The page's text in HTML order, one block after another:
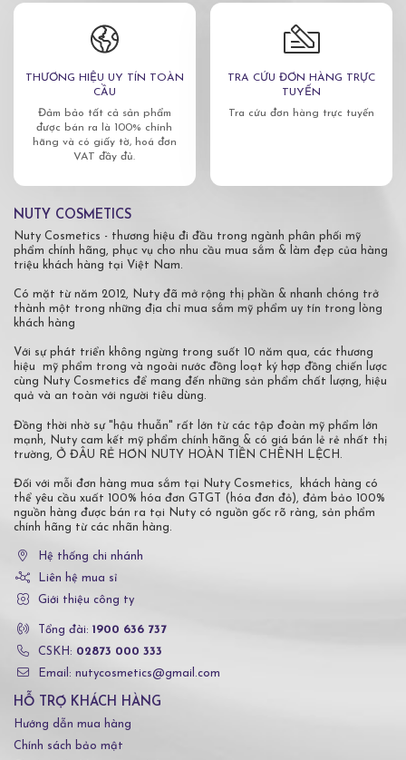
THƯƠNG HIỆU UY TÍN TOÀN
CẦU
Đảm bảo tất cả sản phẩm
được bán ra là 100% chính
hãng và có giấy tờ, hoá đơn
VAT đầy đủ.
TRA CỨU ĐƠN HÀNG TRỰC
TUYẾN
Tra cứu đơn hàng trực tuyến
NUTY COSMETICS
Nuty Cosmetics - thương hiệu đi đầu trong ngành phân phối mỹ
phẩm chính hãng, phục vụ cho nhu cầu mua sắm & làm đẹp của hàng
triệu khách hàng tại Việt Nam.
Có mặt từ năm 2012, Nuty đã mở rộng thị phần & nhanh chóng trở
thành một trong những địa chỉ mua sắm mỹ phẩm uy tín trong lòng
khách hàng
Với sự phát triển không ngừng trong suốt 10 năm qua, các thương
hiệu mỹ phẩm trong và ngoài nước đồng loạt ký hợp đồng chiến lược
cùng Nuty Cosmetics để mang đến những sản phẩm chất lượng, hiệu
quả và an toàn với người tiêu dùng.
Đồng thời nhờ sự "hậu thuẫn" rất lớn từ các tập đoàn mỹ phẩm lớn
mạnh, Nuty cam kết mỹ phẩm chính hãng & có giá bán lẻ rẻ nhất thị
trường, Ở ĐÂU RẺ HƠN NUTY HOÀN TIỀN CHÊNH LỆCH.
Đối với mỗi đơn hàng mua sắm tại Nuty Cosmetics, khách hàng có
thể yêu cầu xuất 100% hóa đơn GTGT (hóa đơn đỏ), đảm bảo 100%
nguồn hàng được bán ra tại Nuty có nguồn gốc rõ ràng, sản phẩm
chính hãng từ các nhãn hàng.
Hệ thống chi nhánh
Liên hệ mua sỉ
Giới thiệu công ty
Tổng đài: 1900 636 737
CSKH: 02873 000 333
Email: nutycosmetics@gmail.com
HỖ TRỢ KHÁCH HÀNG
Hướng dẫn mua hàng
Chính sách bảo mật